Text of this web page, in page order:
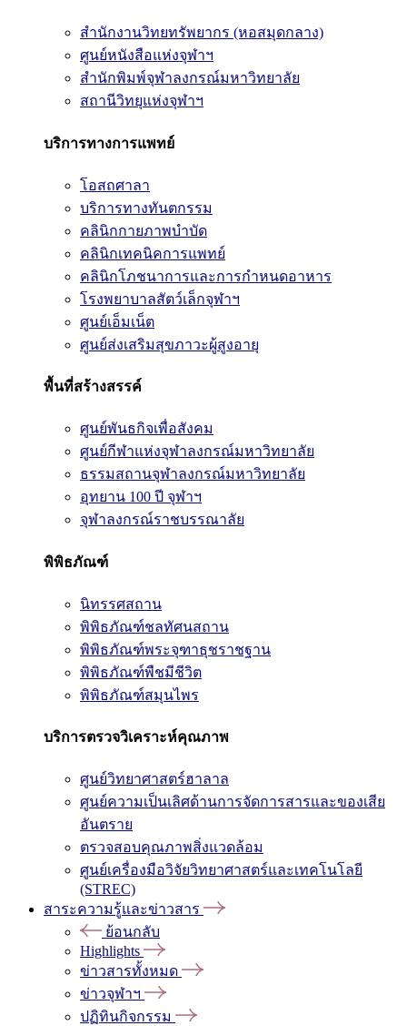
สำนักงานวิทยทรัพยากร (หอสมุดกลาง)
ศูนย์หนังสือแห่งจุฬาฯ
สำนักพิมพ์จุฬาลงกรณ์มหาวิทยาลัย
สถานีวิทยุแห่งจุฬาฯ
บริการทางการแพทย์
โอสถศาลา
บริการทางทันตกรรม
คลินิกกายภาพบำบัด
คลินิกเทคนิคการแพทย์
คลินิกโภชนาการและการกำหนดอาหาร
โรงพยาบาลสัตว์เล็กจุฬาฯ
ศูนย์เอ็มเน็ต
ศูนย์ส่งเสริมสุขภาวะผู้สูงอายุ
พื้นที่สร้างสรรค์
ศูนย์พันธกิจเพื่อสังคม
ศูนย์กีฬาแห่งจุฬาลงกรณ์มหาวิทยาลัย
ธรรมสถานจุฬาลงกรณ์มหาวิทยาลัย
อุทยาน 100 ปี จุฬาฯ
จุฬาลงกรณ์ราชบรรณาลัย
พิพิธภัณฑ์
นิทรรศสถาน
พิพิธภัณฑ์ชลทัศนสถาน
พิพิธภัณฑ์พระจุฑาธุชราชฐาน
พิพิธภัณฑ์พืชมีชีวิต
พิพิธภัณฑ์สมุนไพร
บริการตรวจวิเคราะห์คุณภาพ
ศูนย์วิทยาศาสตร์ฮาลาล
ศูนย์ความเป็นเลิศด้านการจัดการสารและของเสีย
อันตราย
ตรวจสอบคุณภาพสิ่งแวดล้อม
ศูนย์เครื่องมือวิจัยวิทยาศาสตร์และเทคโนโลยี
(STREC)
สาระความรู้และข่าวสาร
ย้อนกลับ
Highlights
ข่าวสารทั้งหมด
ข่าวจุฬาฯ
ปฏิทินกิจกรรม